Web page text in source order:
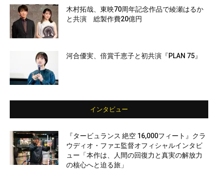
木村拓哉、東映70周年記念作品で綾瀬はるか
と共演 総製作費20億円
河合優実、倍賞千恵子と初共演『PLAN 75』
インタビュー
『タービュランス 絶空 16,000フィート』クラ
ウディオ・ファエ監督オフィシャルインタビ
ュー「本作は、人間の回復力と真実の解放力
の核心へと迫る旅」